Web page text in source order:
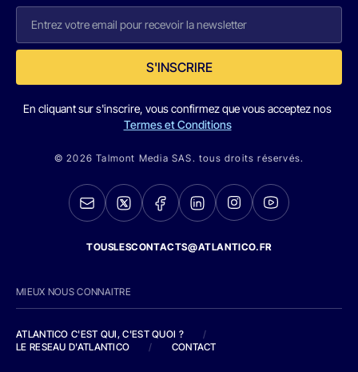
S'INSCRIRE
En cliquant sur s'inscrire, vous confirmez que vous acceptez nos
Termes et Conditions
© 2026 Talmont Media SAS. tous droits réservés.
TOUSLESCONTACTS@ATLANTICO.FR
MIEUX NOUS CONNAITRE
ATLANTICO C'EST QUI, C'EST QUOI ?
/
LE RESEAU D'ATLANTICO
/ CONTACT